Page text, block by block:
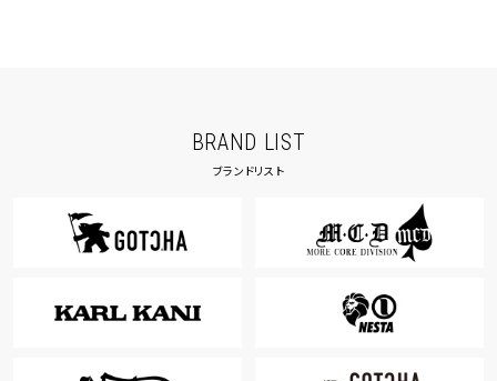
BRAND LIST
ブランドリスト